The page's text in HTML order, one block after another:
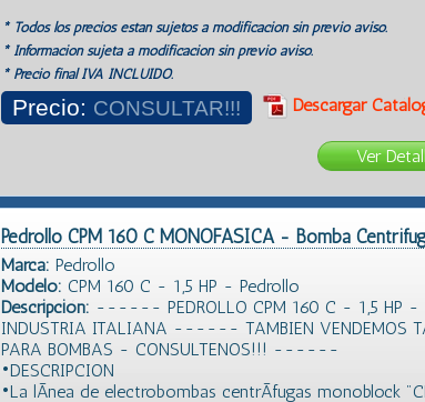
* Todos los precios estan sujetos a modificación sin previo aviso.
* Información sujeta a modificación sin previo aviso.
* Precio final IVA INCLUIDO.
Precio: CONSULTAR!!! Descargar
Ver
Pedrollo CPM 160 C MONOFASICA - Bomba
Marca: Pedrollo
Modelo: CPM 160 C - 1,5 HP - Pedrollo
Descripción: ------ PEDROLLO CPM 160 C - 1,5
INDUSTRIA ITALIANA ------ TAMBIEN VENDEMOS
PARA BOMBAS - CONSULTENOS!!! ------
•DESCRIPCION
•La lÃ­nea de electrobombas centrÃ­fugas monoblock